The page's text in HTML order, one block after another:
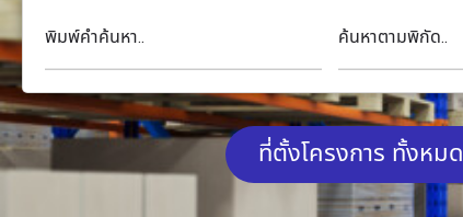
พิมพ์คำค้นหา.. ค้นหาตามพิกัด..
ที่ตั้งโครงการ ทั้งหมด